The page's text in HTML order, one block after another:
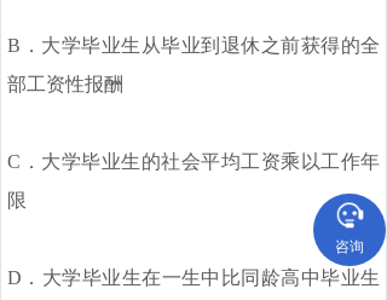
B．大学毕业生从毕业到退休之前获得的全
部工资性报酬
C．大学毕业生的社会平均工资乘以工作年
限
D．大学毕业生在一生中比同龄高中毕业生
咨询